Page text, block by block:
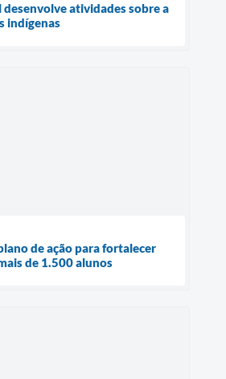
desenvolve atividades sobre a
indígenas
de ação para fortalecer
de 1.500 alunos